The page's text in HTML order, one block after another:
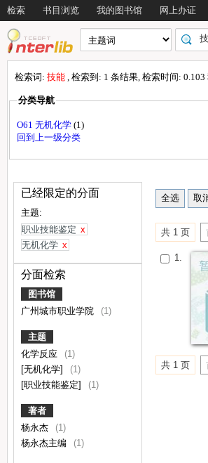
检索 书目浏览 我的图书馆 网上办证
检索词: 技能 , 检索到: 1 条结果, 检索时间: 0.103
分类导航
O61 无机化学 (1)
回到上一级分类
已经限定的分面
主题:
职业技能鉴定 x
无机化学 x
分面检索
图书馆
广州城市职业学院
(1)
主题
化学反应
(1)
[无机化学]
(1)
[职业技能鉴定]
(1)
著者
杨永杰
(1)
杨永杰主编
(1)
共 1 页
1.
共 1 页